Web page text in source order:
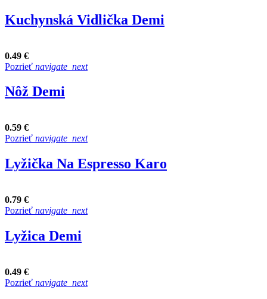
Kuchynská Vidlička Demi
0.49 €
Pozrieť navigate_next
Nôž Demi
0.59 €
Pozrieť navigate_next
Lyžička Na Espresso Karo
0.79 €
Pozrieť navigate_next
Lyžica Demi
0.49 €
Pozrieť navigate_next